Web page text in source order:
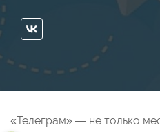
«Телеграм» — не только